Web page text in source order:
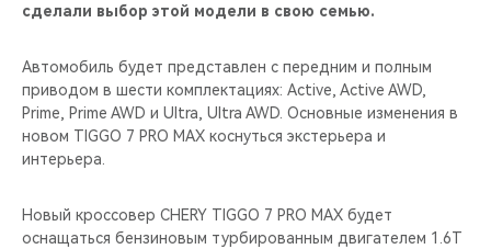
сделали выбор этой модели в свою семью.
Автомобиль будет представлен с передним и полным
приводом в шести комплектациях: Active, Active AWD,
Prime, Prime AWD и Ultra, Ultra AWD. Основные изменения в
новом TIGGO 7 PRO MAX коснуться экстерьера и
интерьера.
Новый кроссовер CHERY TIGGO 7 PRO MAX будет
оснащаться бензиновым турбированным двигателем 1.6T